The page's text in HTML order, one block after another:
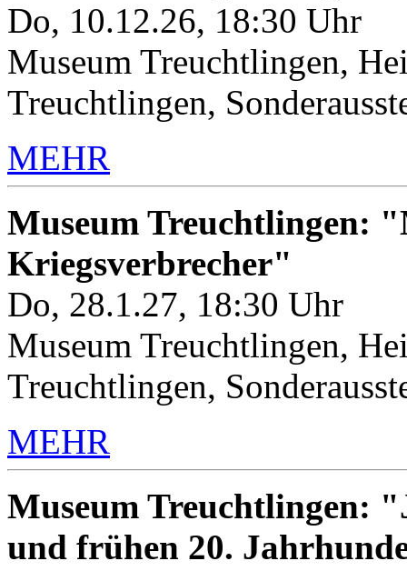
Do, 10.12.26, 18:30 Uhr
Museum Treuchtlingen,
Treuchtlingen,
MEHR
Museum Treuchtlingen:
Kriegsverbrecher"
Do, 28.1.27, 18:30 Uhr
Museum Treuchtlingen,
Treuchtlingen,
MEHR
Museum Treuchtlingen:
und frühen 20.